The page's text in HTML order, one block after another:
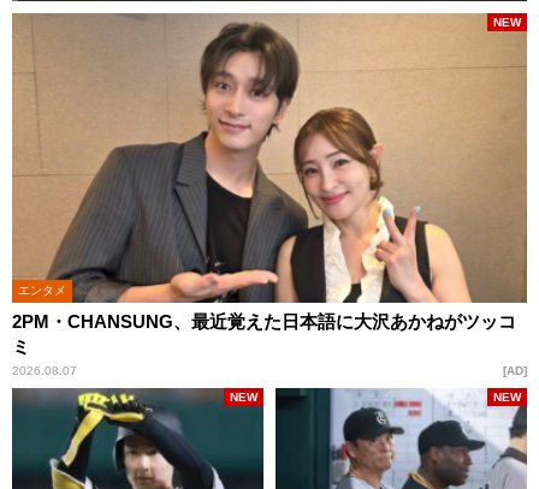
エンタメ
2PM・CHANSUNG、最近覚えた日本語に大沢あかねがツッコ
ミ
2026.08.07
NEW
AD
NEW NEW